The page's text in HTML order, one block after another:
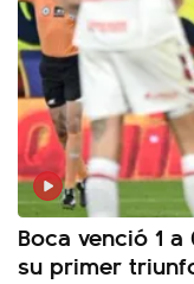
Boca venció 1
su primer